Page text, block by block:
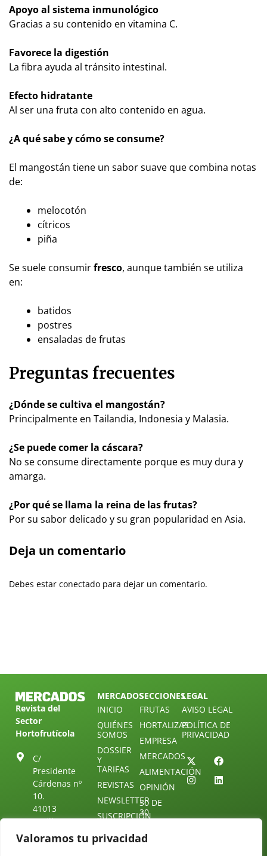
Valoramos tu privacidad
Apoyo al sistema inmunológico
Gracias a su contenido en vitamina C.
Favorece la digestión
La fibra ayuda al tránsito intestinal.
Efecto hidratante
Al ser una fruta con alto contenido en agua.
¿A qué sabe y cómo se consume?
El mangostán tiene un sabor suave que combina notas
de:
melocotón
cítricos
piña
Se suele consumirfresco, aunque también se utiliza
en:
batidos
postres
ensaladas de frutas
Preguntas frecuentes
¿Dónde se cultiva el mangostán?
Principalmente en Tailandia, Indonesia y Malasia.
¿Se puede comer la cáscara?
No se consume directamente porque es muy dura y
amarga.
¿Por qué se llama la reina de las frutas?
Por su sabor delicado y su gran popularidad en Asia.
Deja un comentario
Debes estar conectado para dejar un comentario.
Revista del
Sector
Hortofrutícola
C/
Presidente
Cárdenas nº
10.
41013
Sevilla.
ESPAÑA
MERCADOS
INICIO
QUIÉNES
SOMOS
DOSSIER
Y
TARIFAS
REVISTAS
NEWSLETTER
SUSCRIPCIÓN
ÚNETE A
NUESTRO
SECCIONES
FRUTAS
HORTALIZAS
EMPRESA
MERCADOS
ALIMENTACIÓN
OPINIÓN
30 DE
30
LEGAL
AVISO LEGAL
POLÍTICA DE
PRIVACIDAD